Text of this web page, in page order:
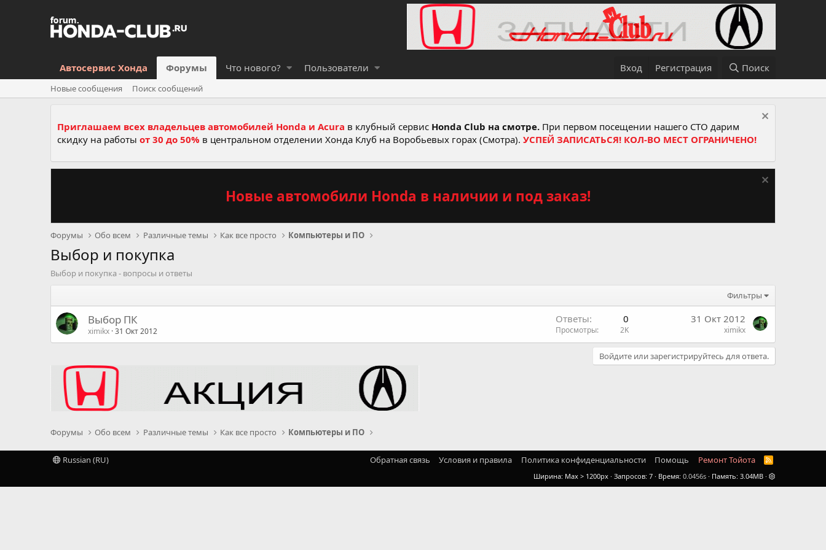
Автосервис Хонда Форумы Что нового? Пользователи Вход Регистрация Поиск
Новые сообщения Поиск сообщений
Приглашаем всех владельцев автомобилей Honda и Acura в клубный сервис Honda Club на смотре. При первом посещении нашего СТО дарим
скидку на работы от 30 до 50% в центральном отделении Хонда Клуб на Воробьевых горах (Смотра). УСПЕЙ ЗАПИСАТЬСЯ! КОЛ-ВО МЕСТ ОГРАНИЧЕНО!
Новые автомобили Honda в наличии и под заказ!
Форумы Обо всем Различные темы Как все просто Компьютеры и ПО
Выбор и покупка
Выбор и покупка - вопросы и ответы
Фильтры
Выбор ПК
ximikx 31 Окт 2012
Ответы 0
Просмотры 2K
31 Окт 2012
ximikx
Войдите или зарегистрируйтесь для ответа.
Форумы Обо всем Различные темы Как все просто Компьютеры и ПО
Russian (RU) Обратная связь Условия и правила Политика конфиденциальности Помощь Ремонт Тойота
R
S
Ширина Запросов 7 Время 0.0456s Память 3.04MB